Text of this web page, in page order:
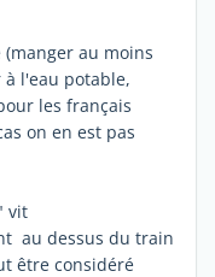
au moins
l'eau potable,
les français
on en est pas
vit
au dessus du train
être considéré